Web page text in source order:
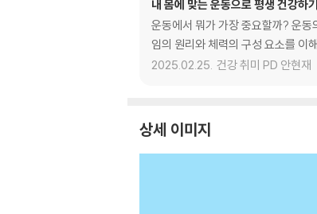
내 몸에 맞는 운동으로 평생 건강하기
운동에서 뭐가 가장 중요할까? 운
임의 원리와 체력의 구성 요소를 이
2025.02.25. 건강 취미 PD 안현재
상세 이미지